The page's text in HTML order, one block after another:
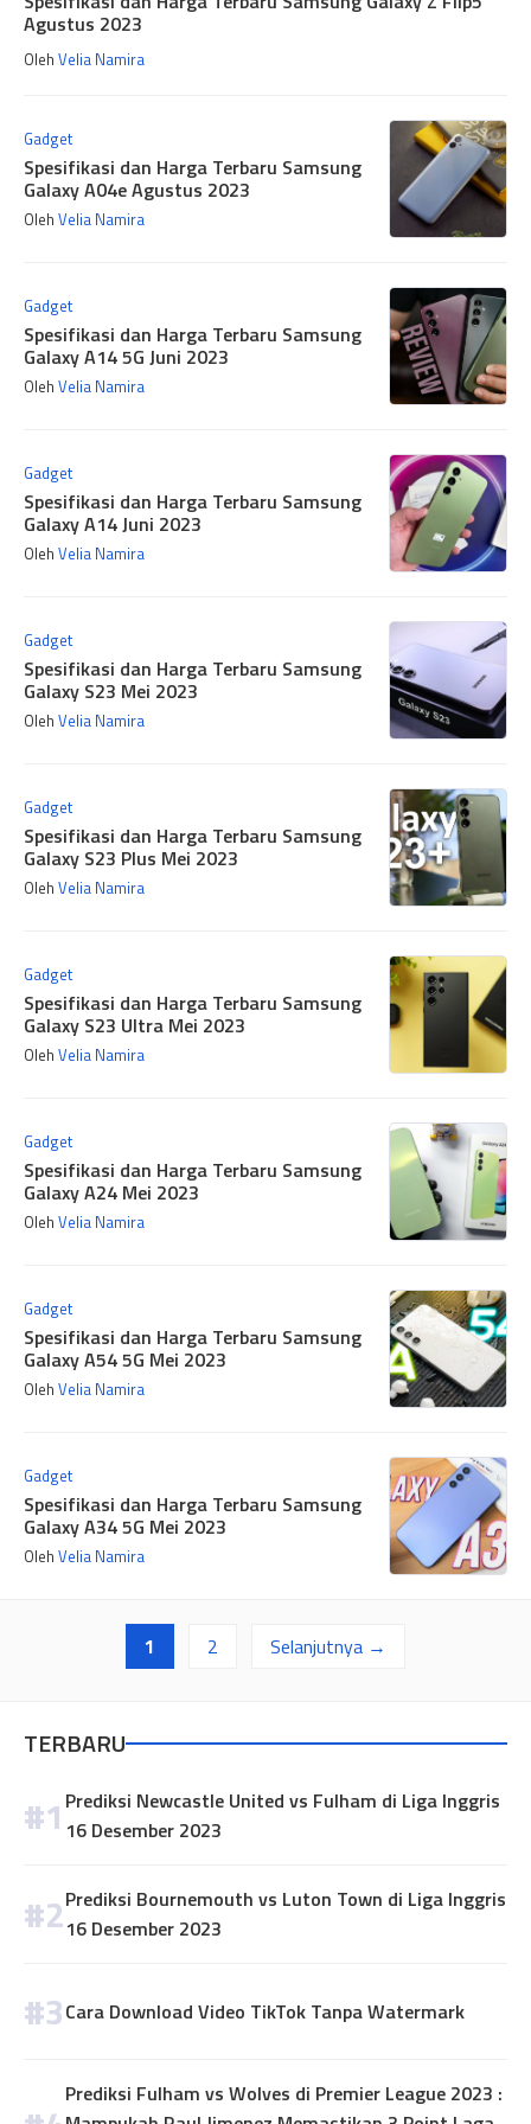
Agustus 2023
Oleh Velia Namira
Gadget
Spesifikasi dan Harga Terbaru Samsung
Galaxy A04e Agustus 2023
Oleh Velia Namira
Gadget
Spesifikasi dan Harga Terbaru Samsung
Galaxy A14 5G Juni 2023
Oleh Velia Namira
Gadget
Spesifikasi dan Harga Terbaru Samsung
Galaxy A14 Juni 2023
Oleh Velia Namira
Gadget
Spesifikasi dan Harga Terbaru Samsung
Galaxy S23 Mei 2023
Oleh Velia Namira
Gadget
Spesifikasi dan Harga Terbaru Samsung
Galaxy S23 Plus Mei 2023
Oleh Velia Namira
Gadget
Spesifikasi dan Harga Terbaru Samsung
Galaxy S23 Ultra Mei 2023
Oleh Velia Namira
Gadget
Spesifikasi dan Harga Terbaru Samsung
Galaxy A24 Mei 2023
Oleh Velia Namira
Gadget
Spesifikasi dan Harga Terbaru Samsung
Galaxy A54 5G Mei 2023
Oleh Velia Namira
Gadget
Spesifikasi dan Harga Terbaru Samsung
Galaxy A34 5G Mei 2023
Oleh Velia Namira
Halaman
1 Halaman
2 Selanjutnya →
TERBARU
Prediksi Newcastle United vs Fulham di Liga Inggris
16 Desember 2023
Prediksi Bournemouth vs Luton Town di Liga Inggris
16 Desember 2023
Cara Download Video TikTok Tanpa Watermark
Prediksi Fulham vs Wolves di Premier League 2023 :